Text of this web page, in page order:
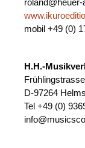
mobil +49 (0)
H.H.-
D-97264
Tel +49 (0)